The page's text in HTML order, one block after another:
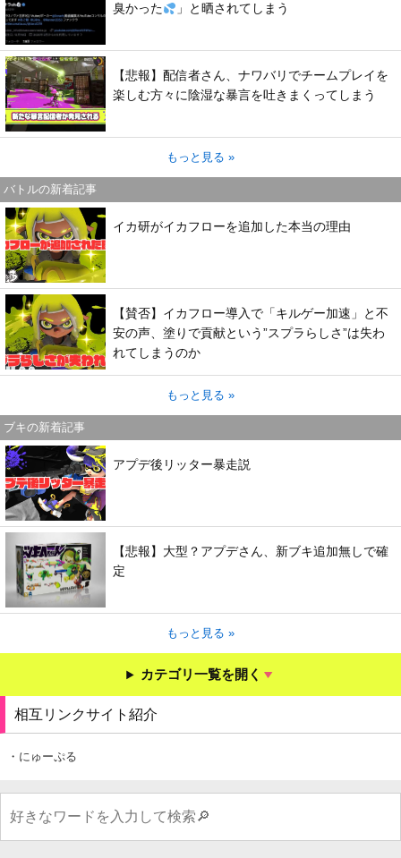
臭かった
」と晒されてしまう
【悲報】配信者さん、ナワバリでチームプレイを
楽しむ方々に陰湿な暴言を吐きまくってしまう
もっと見る »
バトルの新着記事
イカ研がイカフローを追加した本当の理由
【賛否】イカフロー導入で「キルゲー加速」と不
安の声、塗りで貢献という”スプラらしさ”は失わ
れてしまうのか
もっと見る »
ブキの新着記事
アプデ後リッター暴走説
【悲報】大型？アプデさん、新ブキ追加無しで確
定
もっと見る »
カテゴリ一覧を開く
相互リンクサイト紹介
・にゅーぷる